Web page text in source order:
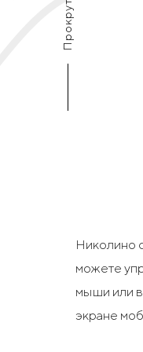
Николино
можете
мыши или
экране